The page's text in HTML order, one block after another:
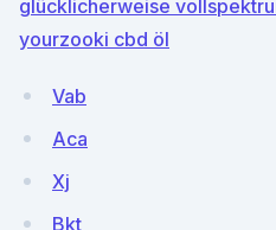
glücklicherweise
yourzooki cbd öl
Vab
Aca
Xj
Bkt